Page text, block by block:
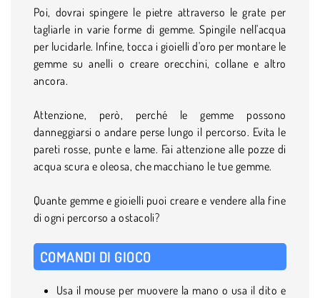
Poi, dovrai spingere le pietre attraverso le grate per
tagliarle in varie forme di gemme. Spingile nell'acqua
per lucidarle. Infine, tocca i gioielli d'oro per montare le
gemme su anelli o creare orecchini, collane e altro
ancora.
Attenzione, però, perché le gemme possono
danneggiarsi o andare perse lungo il percorso. Evita le
pareti rosse, punte e lame. Fai attenzione alle pozze di
acqua scura e oleosa, che macchiano le tue gemme.
Quante gemme e gioielli puoi creare e vendere alla fine
di ogni percorso a ostacoli?
COMANDI DI GIOCO
Usa il mouse per muovere la mano o usa il dito e